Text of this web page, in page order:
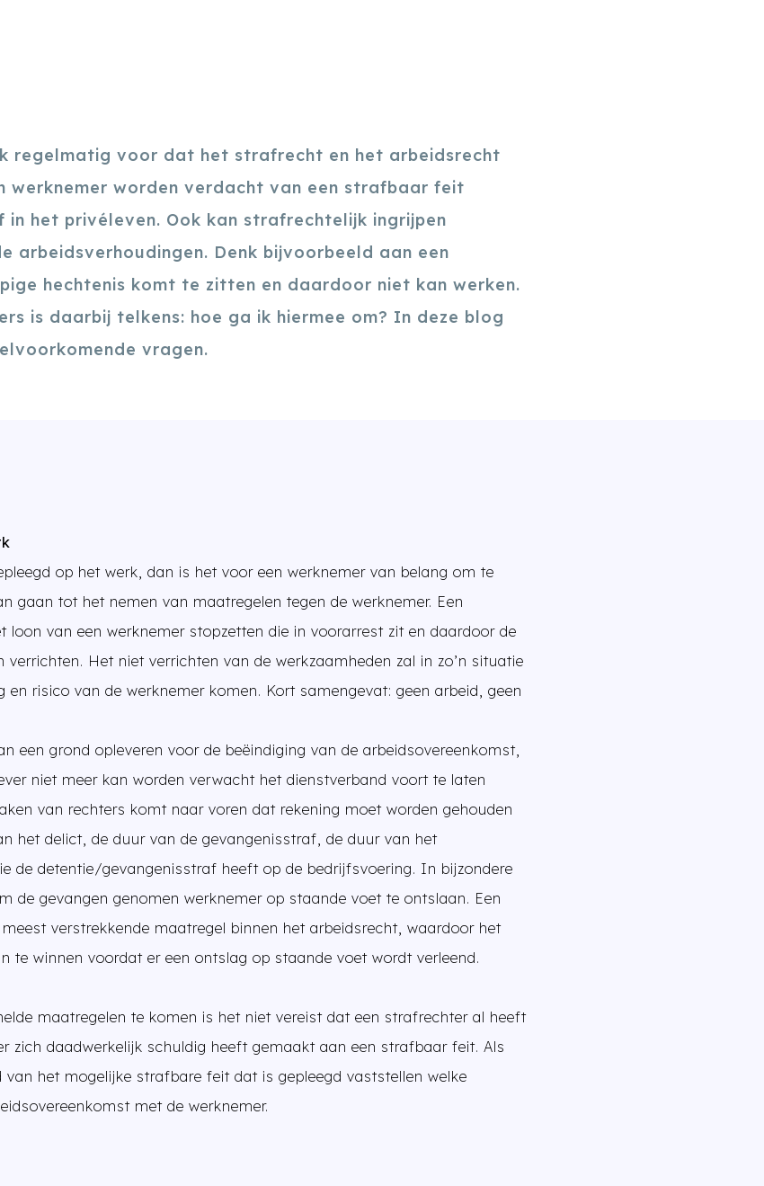
regelmatig voor dat het strafrecht en het arbeidsrecht
werknemer worden verdacht van een strafbaar feit
het privéleven. Ook kan strafrechtelijk ingrijpen
arbeidsverhoudingen. Denk bijvoorbeeld aan een
hechtenis komt te zitten en daardoor niet kan werken.
is daarbij telkens: hoe ga ik hiermee om? In deze blog
vragen.
op het werk, dan is het voor een werknemer van belang om te
gaan tot het nemen van maatregelen tegen de werknemer. Een
loon van een werknemer stopzetten die in voorarrest zit en daardoor de
verrichten. Het niet verrichten van de werkzaamheden zal in zo’n situatie
en risico van de werknemer komen. Kort samengevat: geen arbeid, geen
een grond opleveren voor de beëindiging van de arbeidsovereenkomst,
niet meer kan worden verwacht het dienstverband voort te laten
van rechters komt naar voren dat rekening moet worden gehouden
het delict, de duur van de gevangenisstraf, de duur van het
de detentie/gevangenisstraf heeft op de bedrijfsvoering. In bijzondere
de gevangen genomen werknemer op staande voet te ontslaan. Een
verstrekkende maatregel binnen het arbeidsrecht, waardoor het
te winnen voordat er een ontslag op staande voet wordt verleend.
maatregelen te komen is het niet vereist dat een strafrechter al heeft
zich daadwerkelijk schuldig heeft gemaakt aan een strafbaar feit. Als
van het mogelijke strafbare feit dat is gepleegd vaststellen welke
met de werknemer.